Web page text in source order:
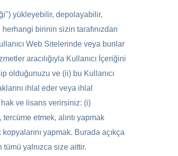
yükleyebilir, depolayabilir,
birinin sizin tarafınızdan
Web Sitelerinde veya bunlar
aracılığıyla Kullanıcı İçeriğini
olduğunuzu ve (ii) bu Kullanıcı
ihlal eder veya ihlal
ve lisans verirsiniz: (i)
etmek, alıntı yapmak
yapmak. Burada açıkça
yalnızca size aittir.